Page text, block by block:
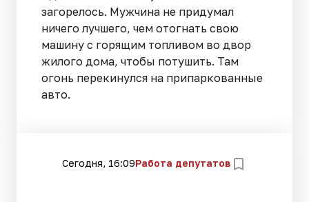
загорелось. Мужчина не придумал
ничего лучшего, чем отогнать свою
машину с горящим топливом во двор
жилого дома, чтобы потушить. Там
огонь перекинулся на припаркованные
авто.
Сегодня, 16:09Работа депутатов